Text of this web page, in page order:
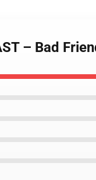
– Bad